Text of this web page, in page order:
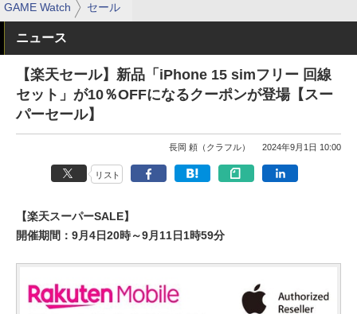
GAME Watch セール
ニュース
【楽天セール】新品「iPhone 15 simフリー 回線
セット」が10％OFFになるクーポンが登場【スー
パーセール】
長岡 頼（クラフル） 2024年9月1日 10:00
リスト
【楽天スーパーSALE】
開催期間：9月4日20時～9月11日1時59分